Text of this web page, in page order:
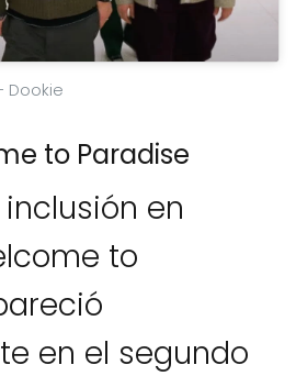
Dookie
to Paradise
en
to
en el segundo